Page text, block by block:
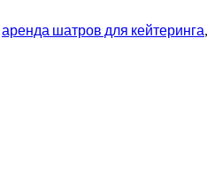
аренда шатров для кейтеринга